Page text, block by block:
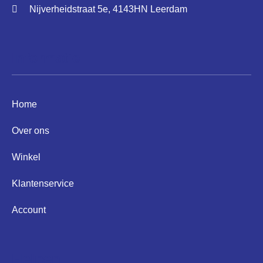
Nijverheidstraat 5e, 4143HN Leerdam
Home
Over ons
Winkel
Klantenservice
Account